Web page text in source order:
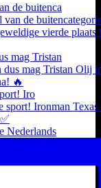
de buitenca
mag Tristan
Iro
Nederlands